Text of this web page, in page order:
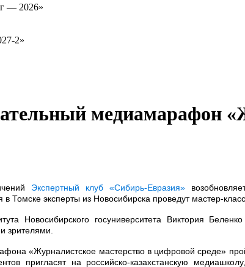
— 2026»
2»
медиамарафон
Экспертный клуб «Сибирь-Евразия»
Томске эксперты из Новосибирска проведут мастер-
Новосибирского госуниверситета Виктория
зрителями.
«Журналистское мастерство в цифровой среде»
пригласят на российско-казахстанскую